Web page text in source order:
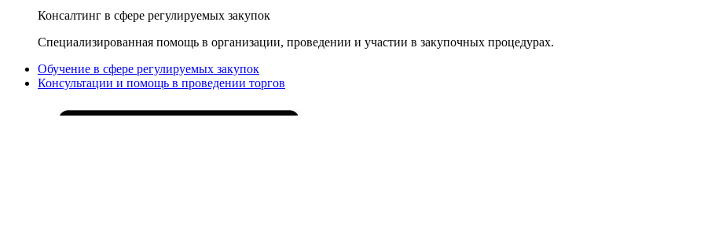
Консалтинг в сфере регулируемых закупок
Специализированная помощь в организации, проведении и участии в закупочных процедурах.
Обучение в сфере регулируемых закупок
Консультации и помощь в проведении торгов